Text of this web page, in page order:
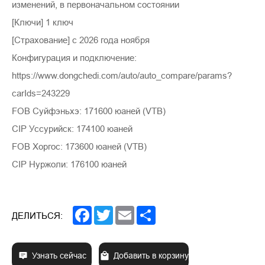
изменений, в первоначальном состоянии
[Ключи] 1 ключ
[Страхование] с 2026 года ноября
Конфигурация и подключение:
https://www.dongchedi.com/auto/auto_compare/params?
carIds=243229
FOB Суйфэньхэ: 171600 юаней (VTB)
CIP Уссурийск: 174100 юаней
FOB Хоргос: 173600 юаней (VTB)
CIP Нуржоли: 176100 юаней
ДЕЛИТЬСЯ: Facebook
TwitterEmail
Узнать сейчас Добавить в корзину